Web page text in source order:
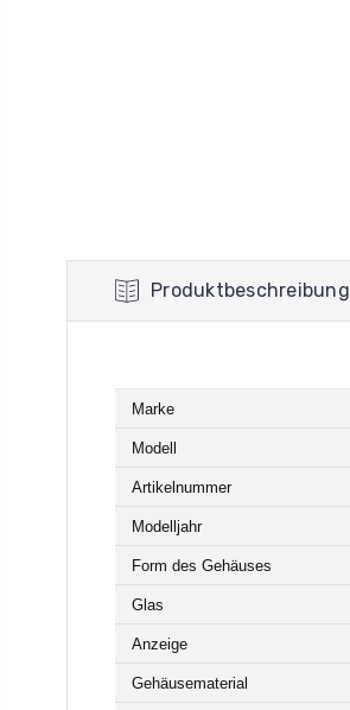
Produktbeschreibung
Marke
Modell
Artikelnummer
Modelljahr
Form des Gehäuses
Glas
Anzeige
Gehäusematerial